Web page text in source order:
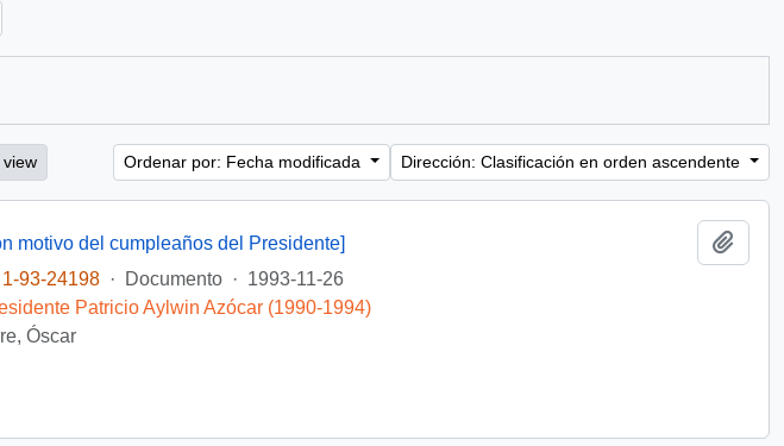
view Ordenar por: Fecha modificada Dirección: Clasificación en orden ascendente
motivo del cumpleaños del Presidente]
93-24198
· Documento · 1993-11-26
Patricio Aylwin Azócar (1990-1994)
Óscar